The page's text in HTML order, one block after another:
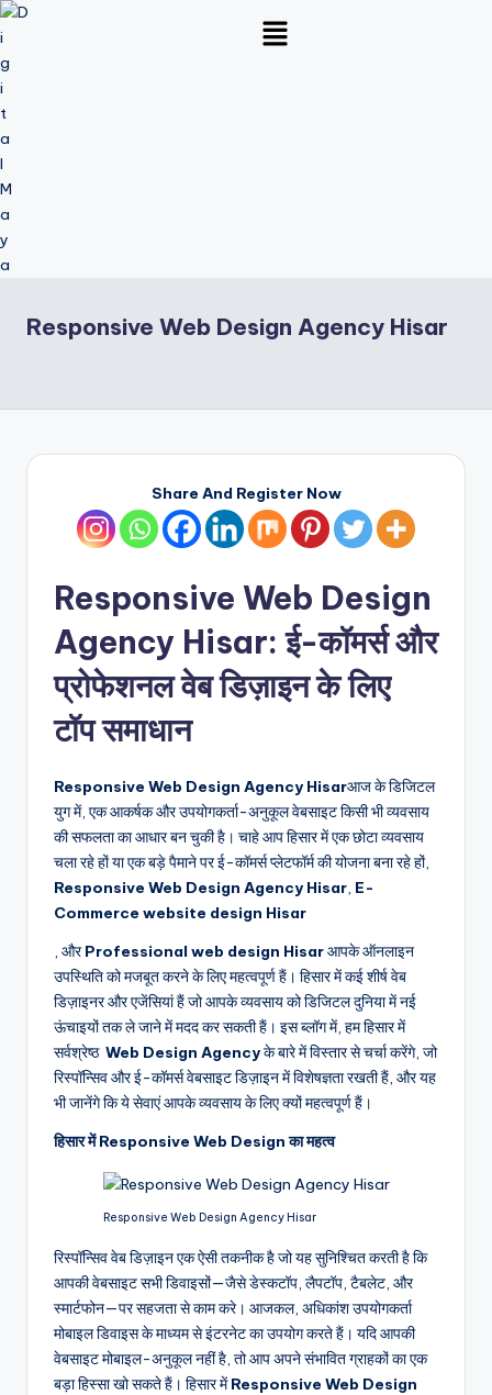
Skip
to
content
Responsive Web Design Agency Hisar
Share And Register Now
Responsive Web Design
Agency Hisar: ई-कॉमर्स और
प्रोफेशनल वेब डिज़ाइन के लिए
टॉप समाधान
Responsive Web Design Agency Hisarआज के डिजिटल
युग में, एक आकर्षक और उपयोगकर्ता-अनुकूल वेबसाइट किसी भी व्यवसाय
की सफलता का आधार बन चुकी है। चाहे आप हिसार में एक छोटा व्यवसाय
चला रहे हों या एक बड़े पैमाने पर ई-कॉमर्स प्लेटफॉर्म की योजना बना रहे हों,
Responsive Web Design Agency Hisar, E-
Commerce website design Hisar
, औरProfessional web design Hisarआपके ऑनलाइन
उपस्थिति को मजबूत करने के लिए महत्वपूर्ण हैं। हिसार में कई शीर्ष वेब
डिज़ाइनर और एजेंसियां हैं जो आपके व्यवसाय को डिजिटल दुनिया में नई
ऊंचाइयों तक ले जाने में मदद कर सकती हैं। इस ब्लॉग में, हम हिसार में
सर्वश्रेष्ठ Web Design Agencyके बारे में विस्तार से चर्चा करेंगे, जो
रिस्पॉन्सिव और ई-कॉमर्स वेबसाइट डिज़ाइन में विशेषज्ञता रखती हैं, और यह
भी जानेंगे कि ये सेवाएं आपके व्यवसाय के लिए क्यों महत्वपूर्ण हैं।
हिसार में Responsive Web Design का महत्व
Responsive Web Design Agency Hisar
रिस्पॉन्सिव वेब डिज़ाइन एक ऐसी तकनीक है जो यह सुनिश्चित करती है कि
आपकी वेबसाइट सभी डिवाइसों—जैसे डेस्कटॉप, लैपटॉप, टैबलेट, और
स्मार्टफोन—पर सहजता से काम करे। आजकल, अधिकांश उपयोगकर्ता
मोबाइल डिवाइस के माध्यम से इंटरनेट का उपयोग करते हैं। यदि आपकी
वेबसाइट मोबाइल-अनुकूल नहीं है, तो आप अपने संभावित ग्राहकों का एक
बड़ा हिस्सा खो सकते हैं। हिसार मेंResponsive Web Design